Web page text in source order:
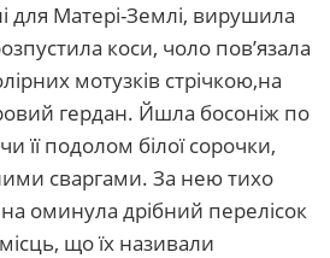
для Матері-Землі, вирушила
коси, чоло пов’язала
мотузків стрічкою,на
гердан. Йшла босоніж по
її подолом білої сорочки,
сваргами. За нею тихо
оминула дрібний перелісок
що їх називали